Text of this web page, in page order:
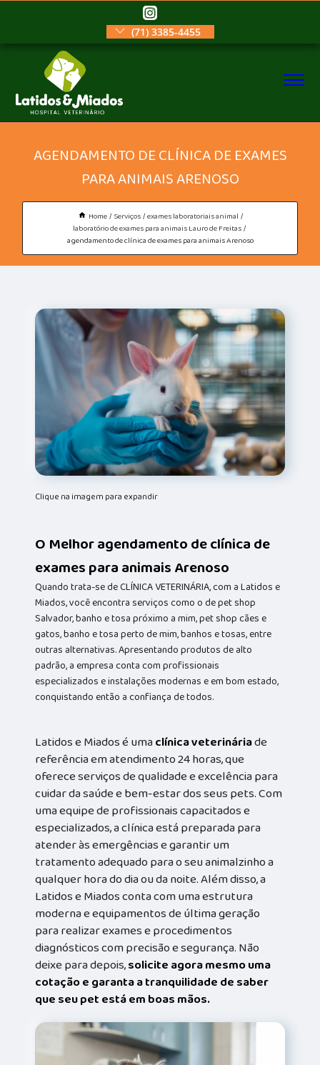
(71) 3385-4455
AGENDAMENTO DE CLÍNICA DE EXAMES
PARA ANIMAIS ARENOSO
Home Serviços exames laboratoriais animal
laboratório de exames para animais Lauro de Freitas
agendamento de clínica de exames para animais Arenoso
Clique na imagem para expandir
O Melhor agendamento de clínica de
exames para animais Arenoso
Quando trata-se de CLÍNICA VETERINÁRIA, com a Latidos e
Miados, você encontra serviços como o de pet shop
Salvador, banho e tosa próximo a mim, pet shop cães e
gatos, banho e tosa perto de mim, banhos e tosas, entre
outras alternativas. Apresentando produtos de alto
padrão, a empresa conta com profissionais
especializados e instalações modernas e em bom estado,
conquistando então a confiança de todos.
Latidos e Miados é umaclínica veterináriade
referência em atendimento 24 horas, que
oferece serviços de qualidade e excelência para
cuidar da saúde e bem-estar dos seus pets. Com
uma equipe de profissionais capacitados e
especializados, a clínica está preparada para
atender às emergências e garantir um
tratamento adequado para o seu animalzinho a
qualquer hora do dia ou da noite. Além disso, a
Latidos e Miados conta com uma estrutura
moderna e equipamentos de última geração
para realizar exames e procedimentos
diagnósticos com precisão e segurança. Não
deixe para depois,solicite agora mesmo uma
cotação e garanta a tranquilidade de saber
que seu pet está em boas mãos.